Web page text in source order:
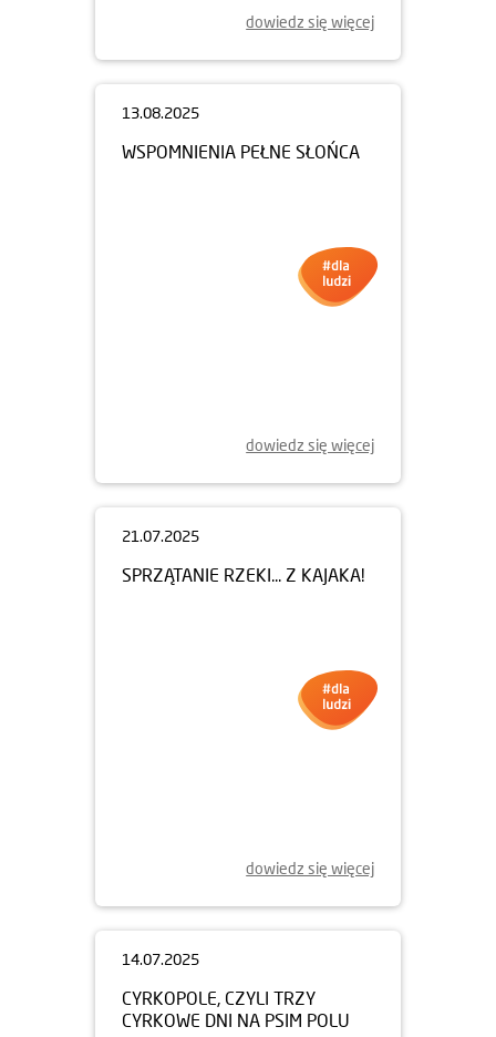
dowiedz się więcej
13.08.2025
WSPOMNIENIA PEŁNE SŁOŃCA
dowiedz się więcej
21.07.2025
SPRZĄTANIE RZEKI... Z KAJAKA!
dowiedz się więcej